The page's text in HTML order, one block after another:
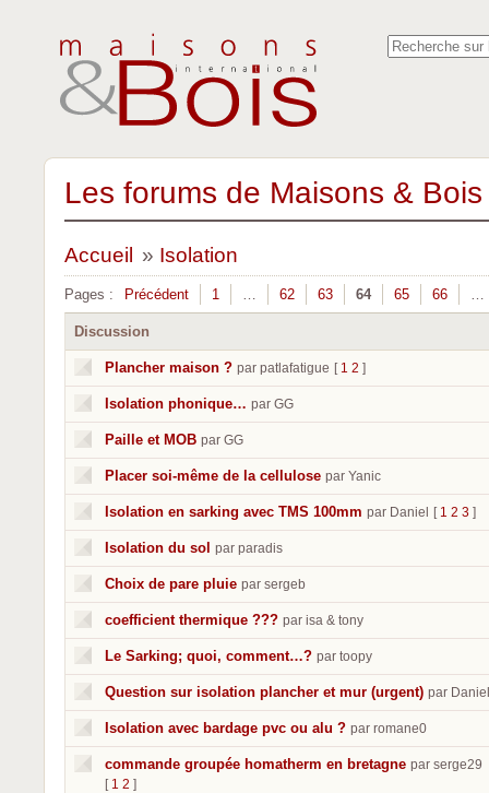
Les forums de Maisons &
Accueil » Isolation
Pages : Précédent 1 … 62 63 64 65 66 …
Discussion
Plancher maison ? par patlafatigue [ 1 2 ]
Isolation phonique… par GG
Paille et MOB par GG
Placer soi-même de la cellulose par Yanic
Isolation en sarking avec TMS 100mm par Daniel [ 1 2 3 ]
Isolation du sol par paradis
Choix de pare pluie par sergeb
coefficient thermique ??? par isa & tony
Le Sarking; quoi, comment…? par toopy
Question sur isolation plancher et mur (urgent) par Daniel
Isolation avec bardage pvc ou alu ? par romane0
commande groupée homatherm en bretagne par serge29
[ 1 2 ]